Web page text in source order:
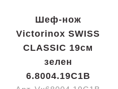
Шеф-нож
Victorinox SWISS
CLASSIC 19см
зелен
6.8004.19C1B